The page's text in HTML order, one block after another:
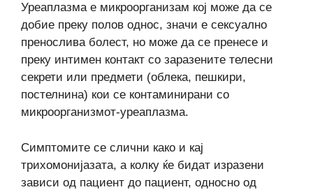
Уреаплазма е микроорганизам кој може да се
добие преку полов однос, значи е сексуално
пренослива болест, но може да се пренесе и
преку интимен контакт со заразените телесни
секрети или предмети (облека, пешкири,
постелнина) кои се контаминирани со
микроорганизмот-уреаплазма.
Симптомите се слични како и кај
трихомонијазата, а колку ќе бидат изразени
зависи од пациент до пациент, односно од